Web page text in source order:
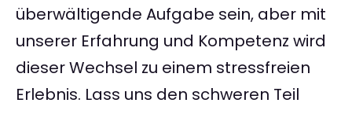
überwältigende Aufgabe sein, aber mit
unserer Erfahrung und Kompetenz wird
dieser Wechsel zu einem stressfreien
Erlebnis. Lass uns den schweren Teil